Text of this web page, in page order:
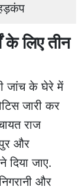
के लिए तीन
जांच के घेरे में
जारी कर
राज
और
दिया जाए.
और